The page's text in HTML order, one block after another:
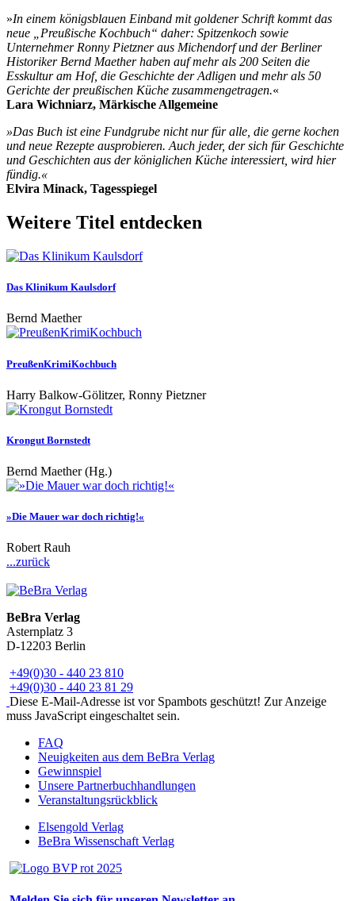
»In einem königsblauen Einband mit goldener Schrift kommt das
neue „Preußische Kochbuch“ daher: Spitzenkoch sowie
Unternehmer Ronny Pietzner aus Michendorf und der Berliner
Historiker Bernd Maether haben auf mehr als 200 Seiten die
Esskultur am Hof, die Geschichte der Adligen und mehr als 50
Gerichte der preußischen Küche zusammengetragen.«
Lara Wichniarz, Märkische Allgemeine
»Das Buch ist eine Fundgrube nicht nur für alle, die gerne kochen
und neue Rezepte ausprobieren. Auch jeder, der sich für Geschichte
und Geschichten aus der königlichen Küche interessiert, wird hier
fündig.«
Elvira Minack, Tagesspiegel
Weitere Titel entdecken
Das Klinikum Kaulsdorf
Bernd Maether
PreußenKrimiKochbuch
Harry Balkow-Gölitzer, Ronny Pietzner
Krongut Bornstedt
Bernd Maether (Hg.)
»Die Mauer war doch richtig!«
Robert Rauh
...zurück
BeBra Verlag
Asternplatz 3
D-12203 Berlin
+49(0)30 - 440 23 810
+49(0)30 - 440 23 81 29
Diese E-Mail-Adresse ist vor Spambots geschützt! Zur Anzeige
muss JavaScript eingeschaltet sein.
FAQ
Neuigkeiten aus dem BeBra Verlag
Gewinnspiel
Unsere Partnerbuchhandlungen
Veranstaltungsrückblick
Elsengold Verlag
BeBra Wissenschaft Verlag